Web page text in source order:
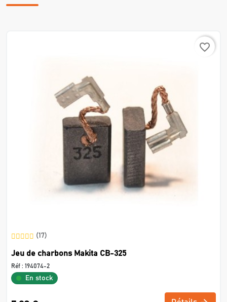
favorite_border
(17)
Jeu de charbons Makita CB-325
Réf : 194074-2
En stock